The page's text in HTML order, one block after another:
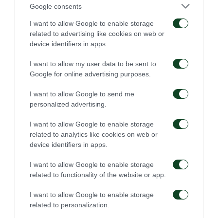
Google consents
I want to allow Google to enable storage
related to advertising like cookies on web or
device identifiers in apps.
I want to allow my user data to be sent to
Google for online advertising purposes.
I want to allow Google to send me
personalized advertising.
I want to allow Google to enable storage
related to analytics like cookies on web or
device identifiers in apps.
I want to allow Google to enable storage
related to functionality of the website or app.
I want to allow Google to enable storage
related to personalization.
59'
ΕΥΚΑΙΡΙΑ
ΜΑΡΚΟΥΣ ΜΠΕΡΓΚ
60'
ΕΥΚΑΙΡΙΑ
ΣΤΕΦΑΝ ΙΣΙΖΑΚΙ
αποκρούει ο Στιλ.
ΑΧΜΕΝΤ ΓΙΑΣΙΝ
Ο Γιασίν στη θέση του Μπλόμπεργκ.